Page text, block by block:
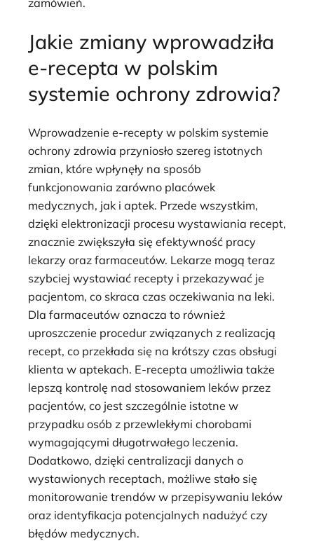
zamówień.
Jakie zmiany wprowadziła
e-recepta w polskim
systemie ochrony zdrowia?
Wprowadzenie e-recepty w polskim systemie
ochrony zdrowia przyniosło szereg istotnych
zmian, które wpłynęły na sposób
funkcjonowania zarówno placówek
medycznych, jak i aptek. Przede wszystkim,
dzięki elektronizacji procesu wystawiania recept,
znacznie zwiększyła się efektywność pracy
lekarzy oraz farmaceutów. Lekarze mogą teraz
szybciej wystawiać recepty i przekazywać je
pacjentom, co skraca czas oczekiwania na leki.
Dla farmaceutów oznacza to również
uproszczenie procedur związanych z realizacją
recept, co przekłada się na krótszy czas obsługi
klienta w aptekach. E-recepta umożliwia także
lepszą kontrolę nad stosowaniem leków przez
pacjentów, co jest szczególnie istotne w
przypadku osób z przewlekłymi chorobami
wymagającymi długotrwałego leczenia.
Dodatkowo, dzięki centralizacji danych o
wystawionych receptach, możliwe stało się
monitorowanie trendów w przepisywaniu leków
oraz identyfikacja potencjalnych nadużyć czy
błędów medycznych.